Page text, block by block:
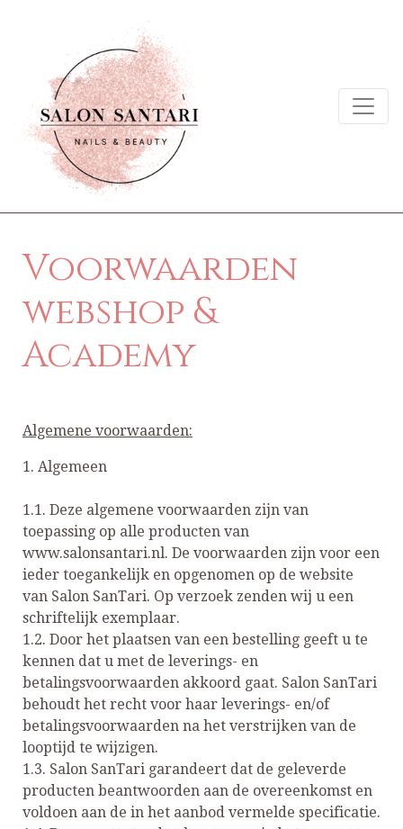
Voorwaarden
webshop &
Academy
Algemene voorwaarden:
1. Algemeen
1.1. Deze algemene voorwaarden zijn van
toepassing op alle producten van
www.salonsantari.nl. De voorwaarden zijn voor een
ieder toegankelijk en opgenomen op de website
van Salon SanTari. Op verzoek zenden wij u een
schriftelijk exemplaar.
1.2. Door het plaatsen van een bestelling geeft u te
kennen dat u met de leverings- en
betalingsvoorwaarden akkoord gaat. Salon SanTari
behoudt het recht voor haar leverings- en/of
betalingsvoorwaarden na het verstrijken van de
looptijd te wijzigen.
1.3. Salon SanTari garandeert dat de geleverde
producten beantwoorden aan de overeenkomst en
voldoen aan de in het aanbod vermelde specificatie.